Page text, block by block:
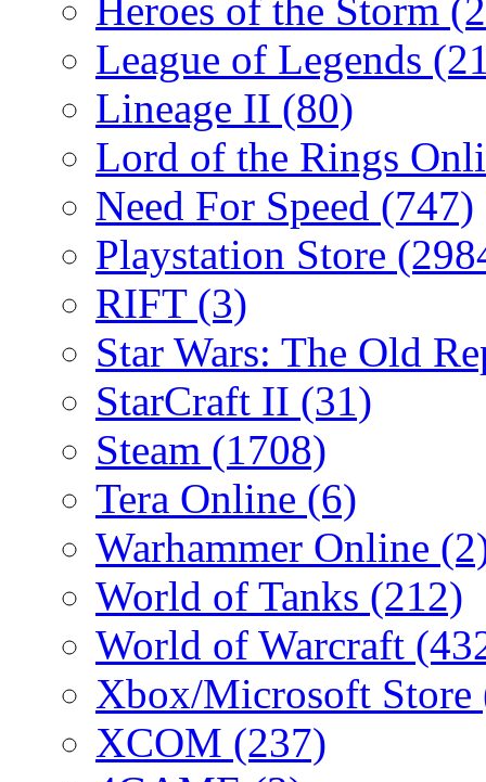
Heroes of the Storm
League of Legends
Lineage II (80)
Lord of the Rings
Need For Speed (747)
Playstation Store
RIFT (3)
Star Wars: The Old
StarCraft II (31)
Steam (1708)
Tera Online (6)
Warhammer Online
World of Tanks (212)
World of Warcraft
Xbox/Microsoft Store
XCOM (237)